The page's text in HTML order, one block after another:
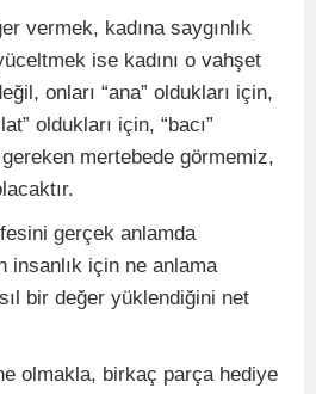
vermek, kadına saygınlık
ise kadını o vahşet
onları “ana” oldukları için,
oldukları için, “bacı”
mertebede görmemiz,
gerçek anlamda
insanlık için ne anlama
bir değer yüklendiğini net
olmakla, birkaç parça hediye